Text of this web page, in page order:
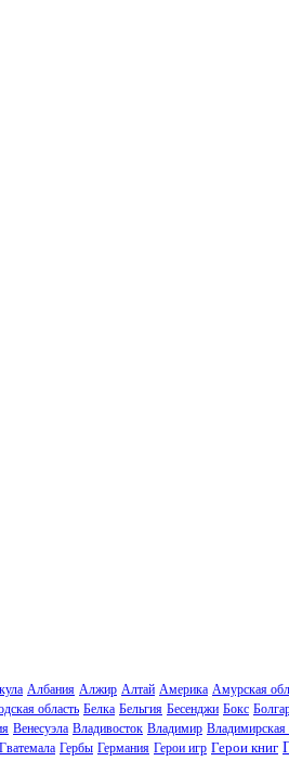
Албания Алжир Алтай Америка Амурская
область Белка Бельгия Бесенджи Бокс
Венесуэла Владивосток Владимир Владимирская
Гватемала Гербы Германия Герои игр Герои книг